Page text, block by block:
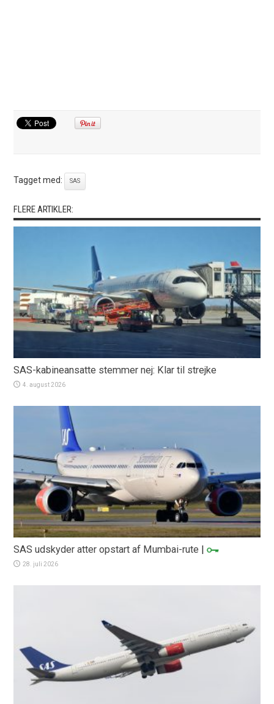
Tagget med: SAS
FLERE ARTIKLER:
SAS-kabineansatte stemmer nej: Klar til strejke
4. august 2026
SAS udskyder atter opstart af Mumbai-rute |
28. juli 2026